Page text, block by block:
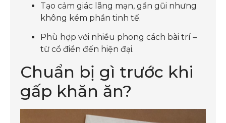
Tạo cảm giác lãng mạn, gần gũi nhưng
không kém phần tinh tế.
Phù hợp với nhiều phong cách bài trí –
từ cổ điển đến hiện đại.
Chuẩn bị gì trước khi
gấp khăn ăn?